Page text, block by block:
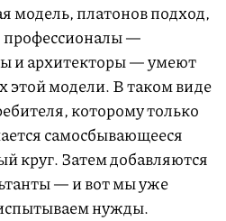
модель, платонов подход,
профессионалы —
и архитекторы — умеют
этой модели. В таком виде
которому только
самосбывающееся
круг. Затем добавляются
— и вот мы уже
нужды.